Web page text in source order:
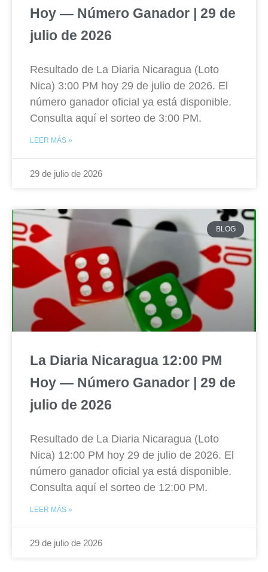
Hoy — Número Ganador | 29 de
julio de 2026
Resultado de La Diaria Nicaragua (Loto
Nica) 3:00 PM hoy 29 de julio de 2026. El
número ganador oficial ya está disponible.
Consulta aquí el sorteo de 3:00 PM.
LEER MÁS »
29 de julio de 2026
BLOG
La Diaria Nicaragua 12:00 PM
Hoy — Número Ganador | 29 de
julio de 2026
Resultado de La Diaria Nicaragua (Loto
Nica) 12:00 PM hoy 29 de julio de 2026. El
número ganador oficial ya está disponible.
Consulta aquí el sorteo de 12:00 PM.
LEER MÁS »
29 de julio de 2026